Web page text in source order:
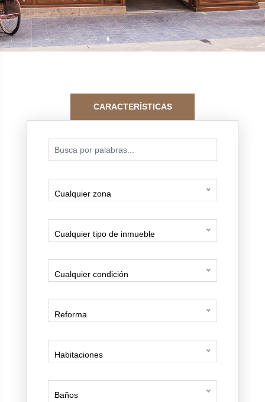
CARACTERÍSTICAS
Cualquier zona
Cualquier tipo de inmueble
Cualquier condición
Reforma
Habitaciones
Baños